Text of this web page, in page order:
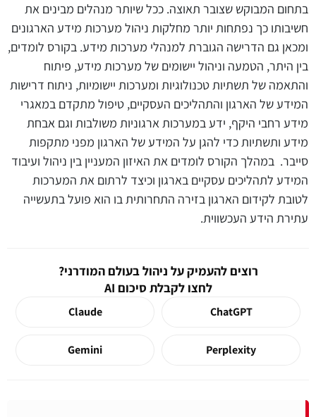
בתחום המבוקש שצובר תאוצה. ככל שיותר מנהלים מבינים את
חשיבותו כך נפתחות יותר מחלקות ניהול מערכות מידע הארגונים
ומכאן גם הדרישה הגוברת למנהלי מערכות מידע. בקורס לומדים,
בין היתר, הטמעה וניהול יישומים של מערכות מידע, פיתוח
והתאמה של תשתיות טכנולוגיות ומערכות יישומיות, ניתוח דרישות
המידע של הארגון והתהליכים העסקיים, טיפול מתקדם במאגרי
מידע רחבי היקף, ידע במערכות ארגוניות משולבות וגם אבחת
מידע ותשתיות כדי להגן על המידע של הארגון מפני מתקפות
סייבר. במהלך הקורס לומדים את האיזון המעניין בין ניהול ועיבוד
המידע לתהליכים עסקיים בארגון וכיצד לרתום את המערכות
לטובת לקידום הארגון בזירה התחרותית בו הוא פועל בתעשייה
עתירת הידע העכשווית.
רוצים להעמיק על ניהול בעולם המודרני?
לחצו לקבלת סיכום AI
ChatGPT
Claude
Perplexity
Gemini